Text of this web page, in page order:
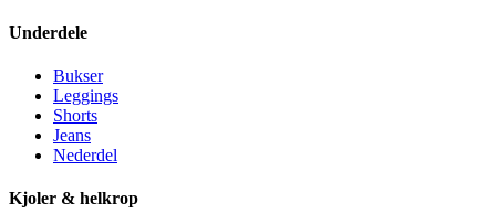
Underdele
Bukser
Leggings
Shorts
Jeans
Nederdel
Kjoler & helkrop